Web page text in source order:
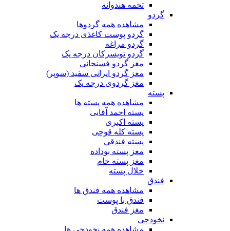
تخمه هندوانه
گردو
مشاهده همه گردوها
گردو پوست کاغذی درجه یک
گردو مراغه
گردو تویسرکان درجه یک
مغز گردو فسنجانی
مغز گردو ایرانی سفید (سوپر)
مغز گردوی درجه یک
پسته
مشاهده همه پسته ها
پسته احمد آقایی
پسته اکبری
پسته کله قوچی
پسته فندقی
مغز پسته بوداده
مغز پسته خام
خلال پسته
فندق
مشاهده همه فندق ها
فندق با پوست
مغز فندق
نخودچی
مشاهده همه نخودچی ها